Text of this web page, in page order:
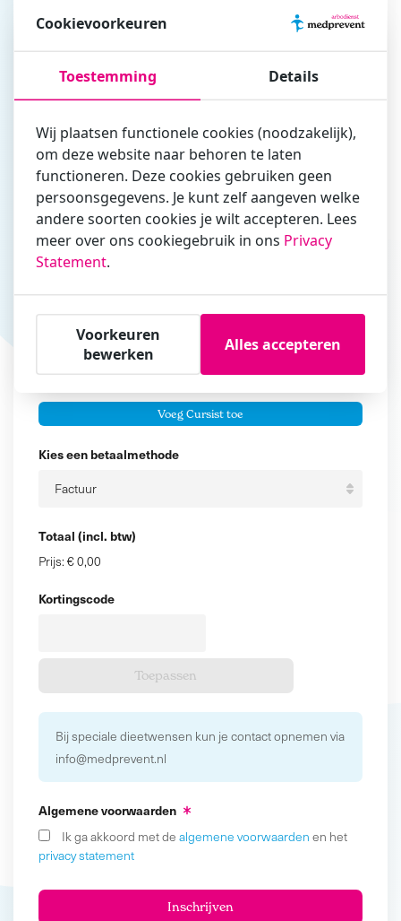
Vul hier bij voorkeur het e-mailadres in waarmee je
zakelijk/administratief correspondeert
Is de contactpersoon ook een cursist?
Ja
Nee
Cursisten
Voeg cursisten toe
Tussenvoegsel
Er zijn geencursisten.
Voeg Cursist toe
Kies een betaalmethode
Totaal (incl. btw)
Prijs: € 0,00
Kortingscode
Bij speciale dieetwensen kun je contact opnemen via
info@medprevent.nl
Algemene voorwaarden
Ik ga akkoord met de algemene voorwaarden en het
privacy statement
Cookievoorkeuren
Toestemming Details
Wij plaatsen functionele cookies (noodzakelijk),
om deze website naar behoren te laten
functioneren. Deze cookies gebruiken geen
persoonsgegevens. Je kunt zelf aangeven welke
andere soorten cookies je wilt accepteren. Lees
meer over ons cookiegebruik in ons Privacy
Statement.
Voorkeuren
bewerken
Alles accepteren